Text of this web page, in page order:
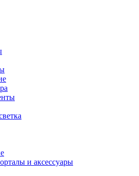
и аксессуары